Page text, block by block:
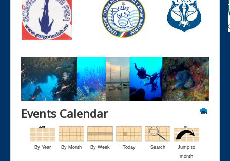
Events Calendar
By Year By Month By Week Today Search
Jump to
month